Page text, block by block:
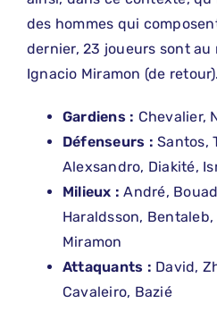
des hommes qui
dernier, 23 joueurs sont
Ignacio Miramon (de retour).
Gardiens : Chevalier,
Défenseurs : Santos,
Alexsandro, Diakité,
Milieux :André,
Haraldsson,
Miramon
Attaquants : David,
Cavaleiro, Bazié